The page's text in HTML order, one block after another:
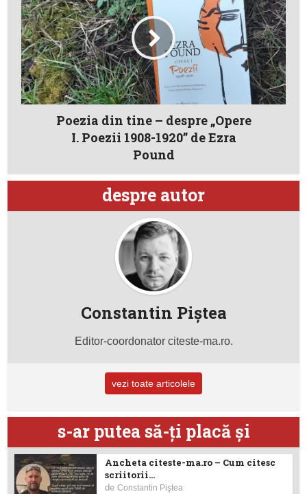
Poezia din tine – despre „Opere
I. Poezii 1908-1920” de Ezra
Pound
despre autor
Constantin Piştea
Editor-coordonator citeste-ma.ro.
vezi toate articolele
s-ar putea să-ţi placă şi
Ancheta citeste-ma.ro – Cum citesc
scriitorii...
deConstantin Piştea